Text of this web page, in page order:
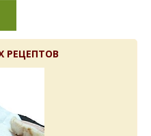
РЕЦЕПТОВ